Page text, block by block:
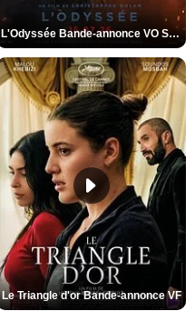
L'Odyssée Bande-annonce VO STFR
Le Triangle d'or Bande-annonce VF